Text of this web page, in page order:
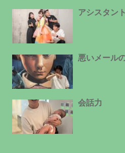
アシスタン
悪いメール
会話力